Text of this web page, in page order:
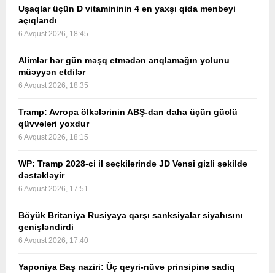
Uşaqlar üçün D vitamininin 4 ən yaxşı qida mənbəyi
açıqlandı
6 Avqust 2026, 18:45
Alimlər hər gün məşq etmədən arıqlamağın yolunu
müəyyən etdilər
6 Avqust 2026, 18:35
Tramp: Avropa ölkələrinin ABŞ-dan daha üçün güclü
qüvvələri yoxdur
6 Avqust 2026, 18:15
WP: Tramp 2028-ci il seçkilərində JD Vensi gizli şəkildə
dəstəkləyir
6 Avqust 2026, 17:51
Böyük Britaniya Rusiyaya qarşı sanksiyalar siyahısını
genişləndirdi
6 Avqust 2026, 17:40
Yaponiya Baş naziri: Üç qeyri-nüvə prinsipinə sadiq